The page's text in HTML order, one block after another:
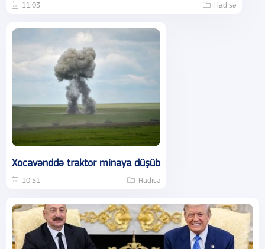
11:03 Hadisə
Xocavənddə traktor minaya düşüb
10:51 Hadisə